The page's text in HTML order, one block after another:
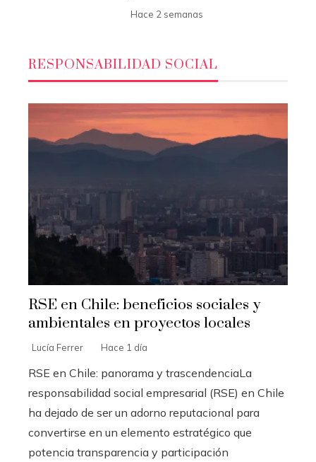
Hace 2 semanas
RESPONSABILIDAD SOCIAL
RSE en Chile: beneficios sociales y
ambientales en proyectos locales
Lucía Ferrer Hace 1 día
RSE en Chile: panorama y trascendenciaLa
responsabilidad social empresarial (RSE) en Chile
ha dejado de ser un adorno reputacional para
convertirse en un elemento estratégico que
potencia transparencia y participación